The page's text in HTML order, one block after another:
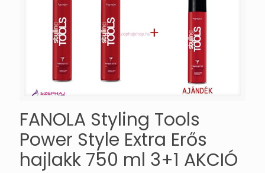
FANOLA Styling Tools
Power Style Extra Erős
hajlakk 750 ml 3+1 AKCIÓ